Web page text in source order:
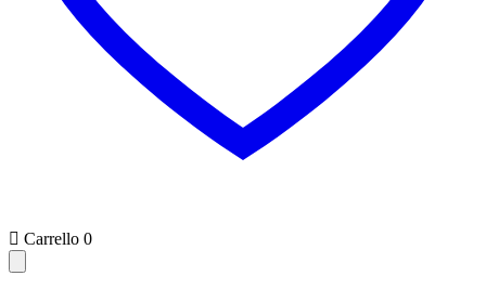
 Carrello 0